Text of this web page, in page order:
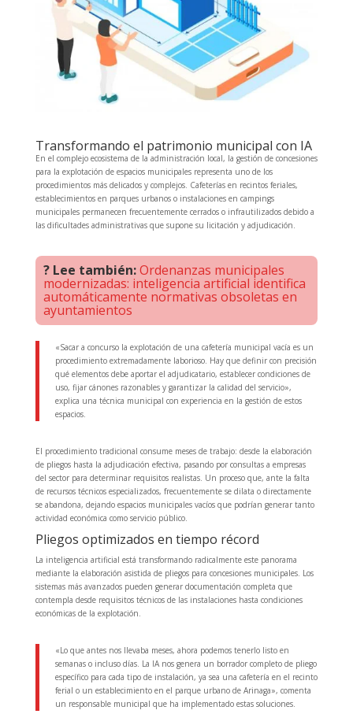
Transformando el patrimonio municipal con IA
En el complejo ecosistema de la administración local, la gestión de concesiones
para la explotación de espacios municipales representa uno de los
procedimientos más delicados y complejos. Cafeterías en recintos feriales,
establecimientos en parques urbanos o instalaciones en campings
municipales permanecen frecuentemente cerrados o infrautilizados debido a
las dificultades administrativas que supone su licitación y adjudicación.
? Lee también:Ordenanzas municipales
modernizadas: inteligencia artificial identifica
automáticamente normativas obsoletas en
ayuntamientos
«Sacar a concurso la explotación de una cafetería municipal vacía es un
procedimiento extremadamente laborioso. Hay que definir con precisión
qué elementos debe aportar el adjudicatario, establecer condiciones de
uso, fijar cánones razonables y garantizar la calidad del servicio»,
explica una técnica municipal con experiencia en la gestión de estos
espacios.
El procedimiento tradicional consume meses de trabajo: desde la elaboración
de pliegos hasta la adjudicación efectiva, pasando por consultas a empresas
del sector para determinar requisitos realistas. Un proceso que, ante la falta
de recursos técnicos especializados, frecuentemente se dilata o directamente
se abandona, dejando espacios municipales vacíos que podrían generar tanto
actividad económica como servicio público.
Pliegos optimizados en tiempo récord
La inteligencia artificial está transformando radicalmente este panorama
mediante la elaboración asistida de pliegos para concesiones municipales. Los
sistemas más avanzados pueden generar documentación completa que
contempla desde requisitos técnicos de las instalaciones hasta condiciones
económicas de la explotación.
«Lo que antes nos llevaba meses, ahora podemos tenerlo listo en
semanas o incluso días. La IA nos genera un borrador completo de pliego
específico para cada tipo de instalación, ya sea una cafetería en el recinto
ferial o un establecimiento en el parque urbano de Arinaga», comenta
un responsable municipal que ha implementado estas soluciones.